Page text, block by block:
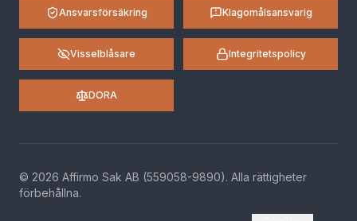
Ansvarsförsäkring Klagomålsansvarig
Visselblåsare Integritetspolicy
DORA
© 2026 Affirmo Sak AB (559058-9890). Alla rättigheter
förbehållna.